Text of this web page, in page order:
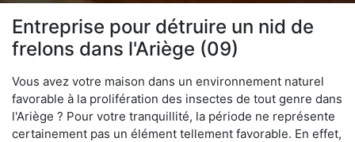
Entreprise pour détruire un nid de
frelons dans l'Ariège (09)
Vous avez votre maison dans un environnement naturel
favorable à la prolifération des insectes de tout genre dans
l'Ariège ? Pour votre tranquillité, la période ne représente
certainement pas un élément tellement favorable. En effet,